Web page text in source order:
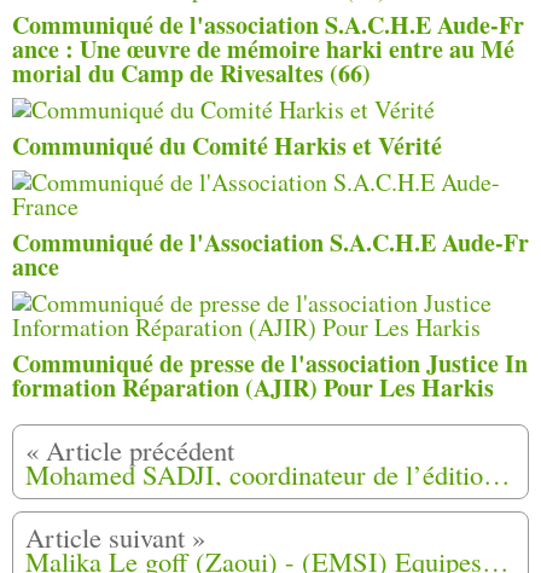
Communiqué de l'association S.A.C.H.E Aude-Fr
ance : Une œuvre de mémoire harki entre au Mé
morial du Camp de Rivesaltes (66)
Communiqué du Comité Harkis et Vérité
Communiqué de l'Association S.A.C.H.E Aude-Fr
ance
Communiqué de presse de l'association Justice In
formation Réparation (AJIR) Pour Les Harkis
Mohamed SADJI, coordinateur de l’édition 2017 du 12 mai 1962
Malika Le goff (Zaoui) - (EMSI) Equipes Médico-Sociales Itinérantes de 1958 à 1961 au 5 eme régiment de spahis